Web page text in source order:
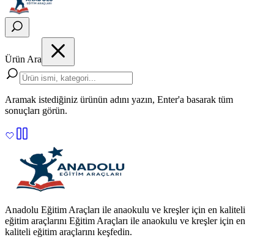
Ürün Ara
Aramak istediğiniz ürünün adını yazın, Enter'a basarak tüm
sonuçları görün.
Anadolu Eğitim Araçları ile anaokulu ve kreşler için en kaliteli
eğitim araçlarını Eğitim Araçları ile anaokulu ve kreşler için en
kaliteli eğitim araçlarını keşfedin.